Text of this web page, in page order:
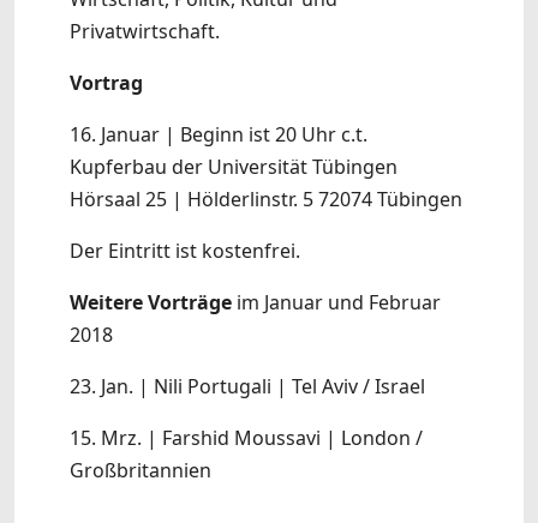
Privatwirtschaft.
Vortrag
16. Januar | Beginn ist 20 Uhr c.t.
Kupferbau der Universität Tübingen
Hörsaal 25 | Hölderlinstr. 5 72074 Tübingen
Der Eintritt ist kostenfrei.
Weitere Vorträge im Januar und Februar
2018
23. Jan. | Nili Portugali | Tel Aviv / Israel
15. Mrz. | Farshid Moussavi | London /
Großbritannien